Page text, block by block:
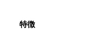
特徴